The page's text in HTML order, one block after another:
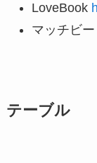
LoveBook
マッチビー
テーブル